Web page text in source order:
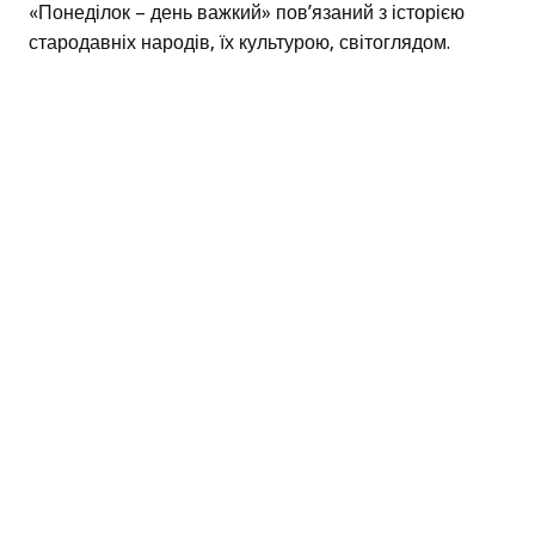
«Понеділок – день важкий» пов’язаний з історією
стародавніх народів, їх культурою, світоглядом.